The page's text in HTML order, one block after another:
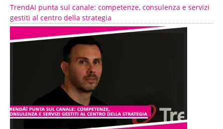
TrendAI punta sul canale: competenze, consulenza e servizi
gestiti al centro della strategia